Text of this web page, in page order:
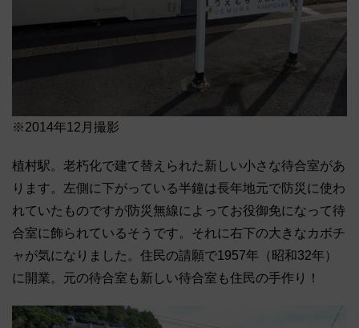
※2014年12月撮影
植村駅。老朽化で建て替えられた新しい小さな待合室があ
ります。左側に下がっている半鐘は長年地元で防災に使わ
れていたものですが防災無線によってお役御免になって待
合室に飾られているそうです。それに右下の大きなカボチ
ャが気になりました。住民の請願で1957年（昭和32年）
に開業。元の待合室も新しい待合室も住民の手作り！